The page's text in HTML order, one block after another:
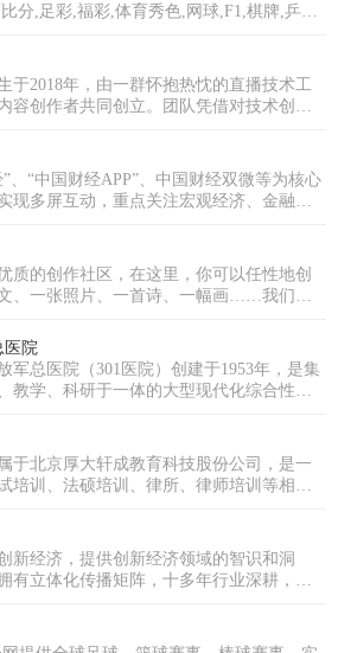
分,足彩,福彩,体育秀色,网球,F1,棋牌,乒羽,
于2018年，由一群怀抱热忱的直播技术工
容创作者共同创立。团队凭借对技术创新
真正以用户需求为核心、强调互动与社区
平台。历经多年深耕与发展，魅影直播已
优秀的泛娱乐直播平台行列。我们不仅拥
的庞大注册用户群体，更汇聚了逾万名才
魅影直播的使命是构建一个真正开放、包
活力的直播生态系统。我们致力于打破界
独特的个体都能在此安全、自如地表达，
转化为个人价值与成长。魅影直播的愿景
动娱乐领域的引领者。为此，我们将持续
应用，深耕魅影直播APP免费版下载安装，
”、“中国财经APP”、中国财经双微等为核心
现多屏互动，重点关注宏观经济、金融、
面的财经信息及综合类服务。
质的创作社区，在这里，你可以任性地创
、一张照片、一首诗、一幅画……我们相
医院
军总医院（301医院）创建于1953年，是集
教学、科研于一体的大型现代化综合性医
，承担军委、总部等多个体系单位、官兵
各军区、军兵种转诊、后送的疑难病诊治
时又是解放军医学院，以研究生教育为
一一所医院办学单位。
于北京厚大轩成教育科技股份公司，是一
培训、法硕培训、律所、律师培训等相关
仿引入免费模式，让法考行业实现对学员
享 。2016年，厚大股份挂牌上市。2017
名师的加入，以及厚大各职能部门的协
了行业学院派名师阵容。厚大罗翔老师在
量已经突破一千万册，免费课件播放量达
新经济，提供创新经济领域的智识和洞
有立体化传播矩阵，十多年行业深耕，为
行业和新商业领域均拥有权威影响力。投
深度、商业故事、资本市场、健康、教